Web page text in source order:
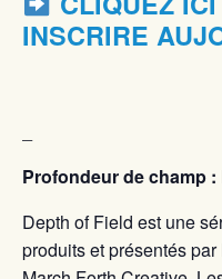
INSCRIRE
Profondeur de champ
Depth of Field est une
produits et présentés